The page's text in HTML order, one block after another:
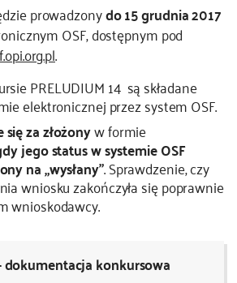
prowadzonydo 15 grudnia 2017
OSF, dostępnym pod
.
PRELUDIUM 14 są składane
elektronicznej przez system OSF.
za złożonyw formie
jego status w systemie OSF
na „wysłany”. Sprawdzenie, czy
wniosku zakończyła się poprawnie
wnioskodawcy.
dokumentacja konkursowa